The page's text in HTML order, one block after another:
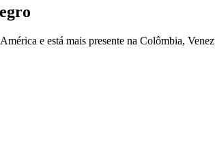
e está mais presente na Colômbia,